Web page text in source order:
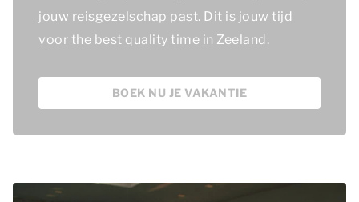
jouw reisgezelschap past. Dit is jouw tijd
voor the best quality time in Zeeland.
BOEK NU JE VAKANTIE